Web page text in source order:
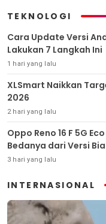
TEKNOLOGI
Cara Update Versi
Lakukan 7 Langkah Ini
1 hari yang lalu
XLSmart Naikkan
2026
2 hari yang lalu
Oppo Reno 16 F 5G
Bedanya dari Versi
3 hari yang lalu
INTERNASIONAL